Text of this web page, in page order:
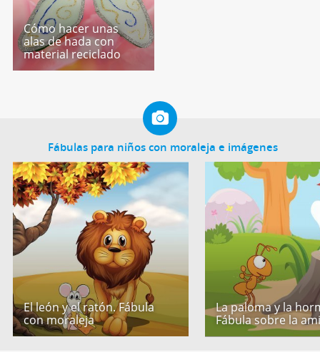
Cómo hacer unas
alas de hada con
material reciclado
Fábulas para niños con moraleja e imágenes
El león y el ratón. Fábula
con moraleja
La paloma y la
Fábula sobre la